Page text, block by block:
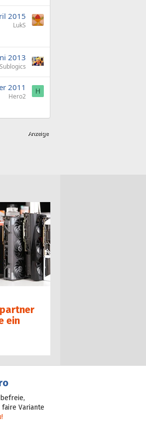
2015
LukS
2013
Sublogics
2011
Hero2
H
ein
Variante